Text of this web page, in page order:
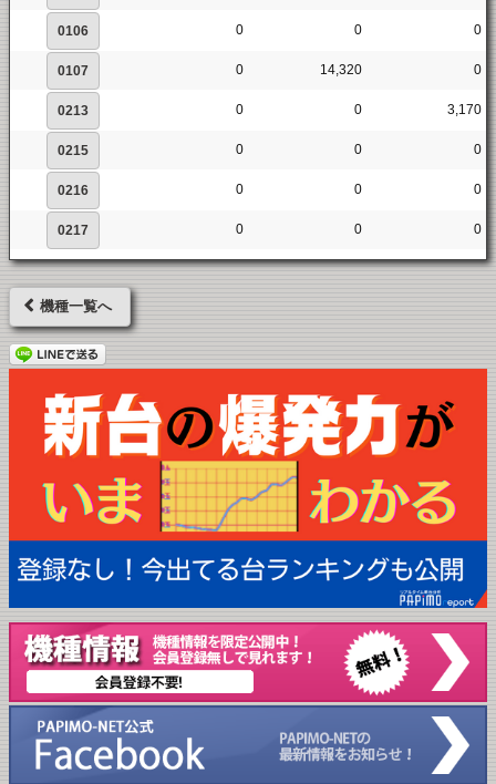
0106 0 0 0
0107 0 14,320 0
0213 0 0 3,170
0215 0 0 0
0216 0 0 0
0217 0 0 0
機種一覧へ